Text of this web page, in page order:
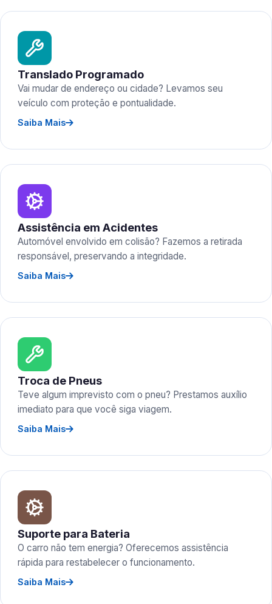
Translado Programado
Vai mudar de endereço ou cidade? Levamos seu
veículo com proteção e pontualidade.
Saiba Mais
Assistência em Acidentes
Automóvel envolvido em colisão? Fazemos a retirada
responsável, preservando a integridade.
Saiba Mais
Troca de Pneus
Teve algum imprevisto com o pneu? Prestamos auxílio
imediato para que você siga viagem.
Saiba Mais
Suporte para Bateria
O carro não tem energia? Oferecemos assistência
rápida para restabelecer o funcionamento.
Saiba Mais